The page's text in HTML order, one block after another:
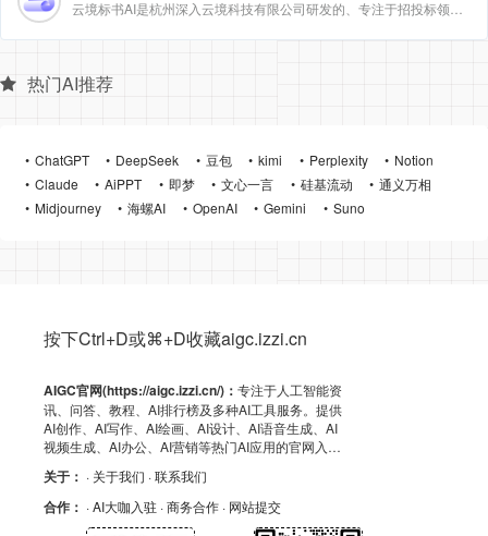
热门AI推荐
ChatGPT DeepSeek 豆包 kimi Perplexity
Notion
Claude
AiPPT 即梦 文心一言 硅基流动
通义万相
Midjourney
海螺AI OpenAI Gemini Suno
按下Ctrl+D或⌘+D收藏aigc.izzi.cn
AIGC官网(https://aigc.izzi.cn/)： 专注于人工智能资
讯、问答、教程、AI排行榜及多种AI工具服务。提供
AI创作、AI写作、AI绘画、AI设计、AI语音生成、AI
视频生成、AI办公、AI营销等热门AI应用的官网入
API导航，助力高效AI体验！
关于： · 关于我们 · 联系我们
合作： · AI大咖入驻 · 商务合作 · 网站提交